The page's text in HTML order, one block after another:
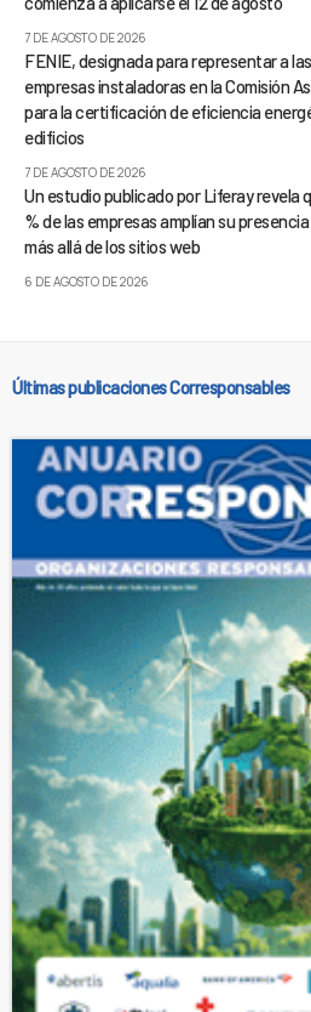
7 DE AGOSTO DE 2026
FENIE, designada para representar a las
empresas instaladoras en la Comisión
para la certificación de eficiencia
edificios
7 DE AGOSTO DE 2026
Un estudio publicado por Liferay revela
% de las empresas amplían su
más allá de los sitios web
6 DE AGOSTO DE 2026
Últimas publicaciones Corresponsables